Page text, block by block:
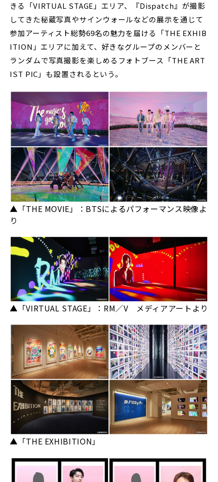
きる「VIRTUAL STAGE」エリア、『Dispatch』が撮影
してきた秘蔵写真やサインウォールなどの展示を通じて
参加アーティスト総勢69名の魅力を届ける「THE EXHIB
ITION」エリアに加えて、好きなグループのメンバーと
ランダムで写真撮影を楽しめるフォトブース「THE ART
IST PIC」も設置されるという。
▲「THE MOVIE」：BTSによるパフォーマンス映像よ
り
▲「VIRTUAL STAGE」：RM／V メディアアートより
▲「THE EXHIBITION」